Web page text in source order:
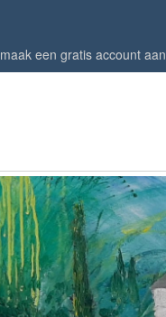
maak een gratis account aan